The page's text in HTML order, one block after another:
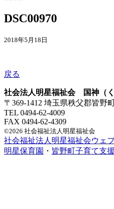
DSC00970
2018年5月18日
戻る
社会法人明星福祉会 国神（
〒369-1412 埼玉県秩父郡皆野
TEL 0494-62-4009
FAX 0494-62-4309
©2026 社会福祉法人明星福祉会
社会福祉法人明星福祉会ウェ
明星保育園 ・ 皆野町子育て支